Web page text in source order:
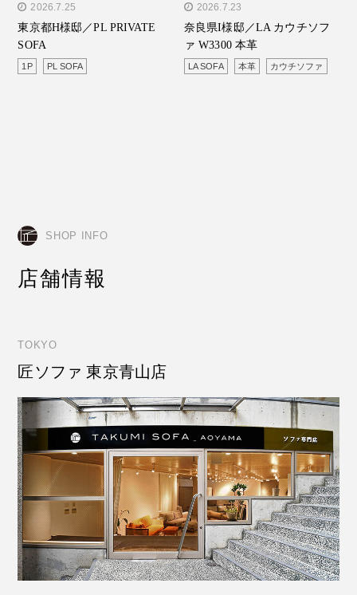
" alt="東京都H様邸／PL
PRIVATE SOFA"/>
2026.7.25
東京都H様邸／PL PRIVATE
SOFA
1P PL SOFA
" alt="奈良県I様邸／LA カ
ウチソファ W3300 本革"/>
2026.7.23
奈良県I様邸／LA カウチソフ
ァ W3300 本革
LA SOFA 本革 カウチソファ
SHOP INFO
店舗情報
TOKYO
匠ソファ 東京青山店